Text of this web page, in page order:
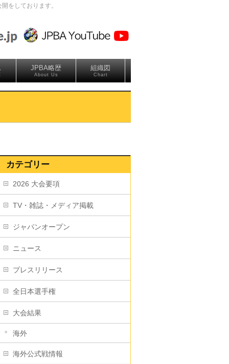
をしております。
JPBA略歴
About Us
組織図
Chart
カテゴリー
2026 大会要項
TV・雑誌・メディア掲載
ジャパンオープン
ニュース
プレスリリース
全日本選手権
大会結果
海外
海外公式戦情報